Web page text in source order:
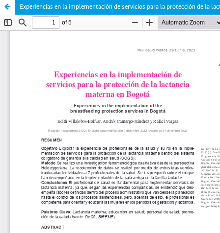
Experiencias en la implementación de servicios para la protección de la